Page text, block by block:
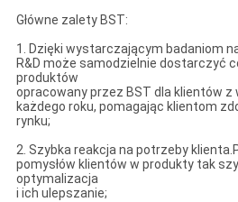
Główne zalety BST:
1. Dzięki wystarczającym badaniom
R&D może samodzielnie dostarczyć
produktów
opracowany przez BST dla klientów z
każdego roku, pomagając klientom
rynku;
2. Szybka reakcja na potrzeby
pomysłów klientów w produkty tak
optymalizacja
i ich ulepszanie;